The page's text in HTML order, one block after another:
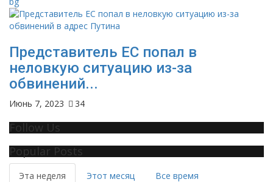
Представитель ЕС попал в
неловкую ситуацию из-за
обвинений...
Июнь 7, 2023 34
Follow Us
Popular Posts
Эта неделя Этот месяц Все время